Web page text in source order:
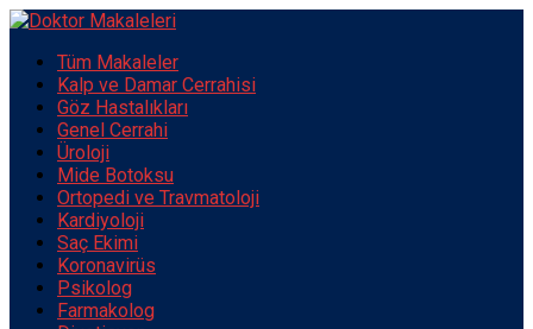
Tüm Makaleler
Kalp ve Damar Cerrahisi
Göz Hastalıkları
Genel Cerrahi
Üroloji
Mide Botoksu
Ortopedi ve Travmatoloji
Kardiyoloji
Saç Ekimi
Koronavirüs
Psikolog
Farmakolog